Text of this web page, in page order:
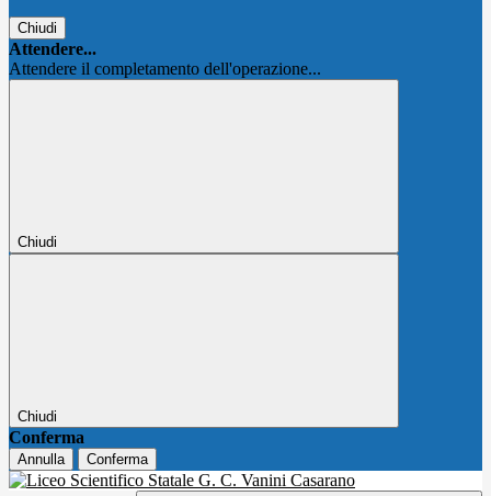
Chiudi
Attendere...
Attendere il completamento dell'operazione...
Chiudi
Chiudi
Conferma
Annulla Conferma